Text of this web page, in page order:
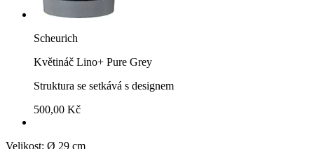
Scheurich
Květináč Lino+ Pure Grey
Struktura se setkává s designem
500,00 Kč
Velikost: Ø 29 cm